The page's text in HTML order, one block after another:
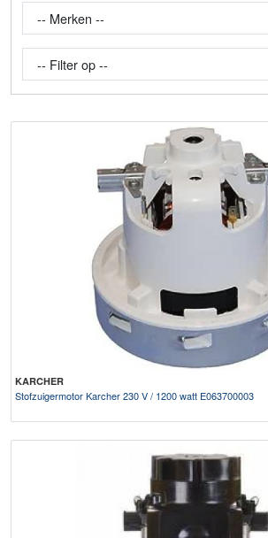
KARCHER
Stofzuigermotor Karcher 230 V / 1200 watt E063700003